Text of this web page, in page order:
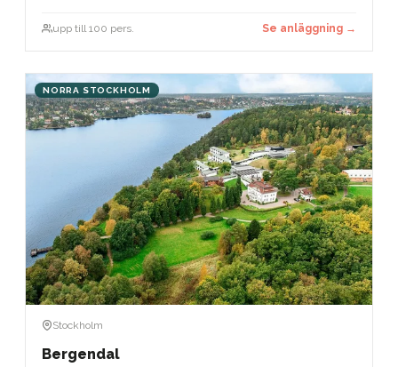
upp till 100 pers. Se anläggning →
NORRA STOCKHOLM
Stockholm
Bergendal